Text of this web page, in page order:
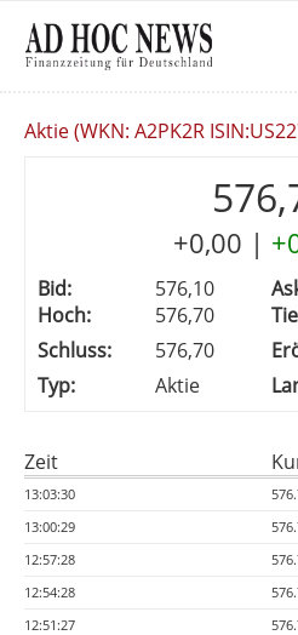
Aktie (WKN: A2PK2R
+0,00 |
Bid: 576,10
Hoch:
576,70
Schluss:
576,70
Typ:
Aktie
Zeit
13:03:30
13:00:29
12:57:28
12:54:28
12:51:27